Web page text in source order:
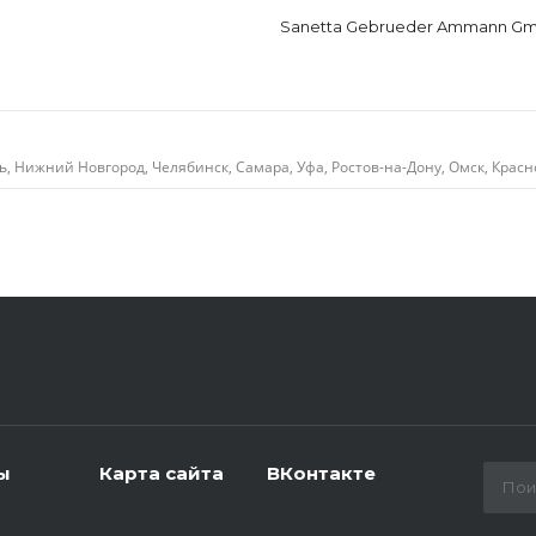
Sanetta Gebrueder Ammann
Нижний Новгород, Челябинск, Самара, Уфа, Ростов-на-Дону, Омск,
Карта сайта ВКонтакте